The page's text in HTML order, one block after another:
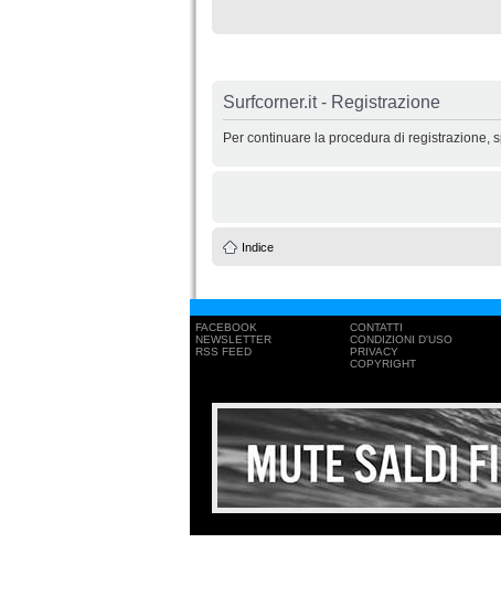
Surfcorner.it - Registrazione
Per continuare la procedura di registrazione,
Indice
FACEBOOK
NEWSLETTER
RSS FEED
CONTATTI
CONDIZIONI D'USO
PRIVACY
COPYRIGHT